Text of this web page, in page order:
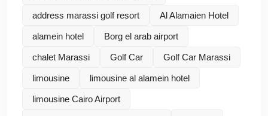
address marassi golf resort Al Alamaien Hotel
alamein hotel Borg el arab airport
chalet Marassi Golf Car Golf Car Marassi
limousine limousine al alamein hotel
limousine Cairo Airport